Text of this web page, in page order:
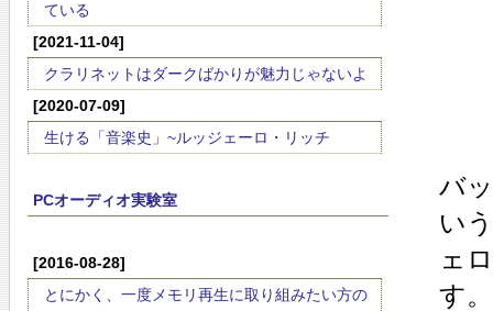
ている
[2021-11-04]
クラリネットはダークばかりが魅力じゃないよ
[2020-07-09]
生ける「音楽史」~ルッジェーロ・リッチ
PCオーディオ実験室
[2016-08-28]
とにかく、一度メモリ再生に取り組みたい方の
バ
い
ェ
す。